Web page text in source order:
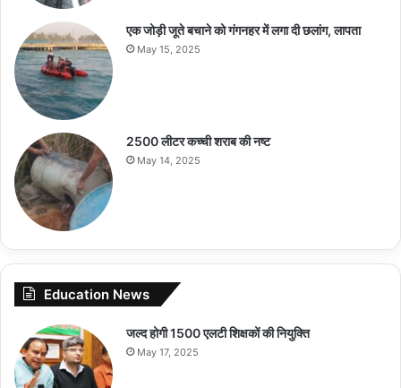
एक जोड़ी जूते बचाने को गंगनहर में लगा दी छलांग, लापता
May 15, 2025
2500 लीटर कच्ची शराब की नष्ट
May 14, 2025
Education News
जल्द होगी 1500 एलटी शिक्षकों की नियुक्ति
May 17, 2025